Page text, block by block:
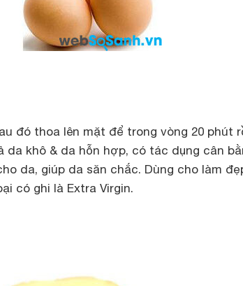
đó thoa lên mặt để trong vòng 20 phút
khô & da hỗn hợp, có tác dụng cân
da, giúp da săn chắc. Dùng cho làm
có ghi là Extra Virgin.